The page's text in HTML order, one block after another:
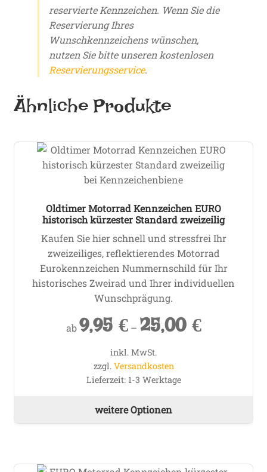
reservierte Kennzeichen. Wenn Sie die
Reservierung Ihres
Wunschkennzeichens wünschen,
nutzen Sie bitte unseren kostenlosen
Reservierungsservice.
Ähnliche Produkte
Oldtimer Motorrad Kennzeichen EURO
historisch kürzester Standard zweizeilig
Kaufen Sie hier schnell und stressfrei Ihr
zweizeiliges, reflektierendes Motorrad
Eurokennzeichen Nummernschild für Ihr
historisches Zweirad und Ihrer individuellen
Wunschprägung.
ab9,95€– 25,00€
inkl. MwSt.
zzgl. Versandkosten
Lieferzeit: 1-3 Werktage
weitere Optionen